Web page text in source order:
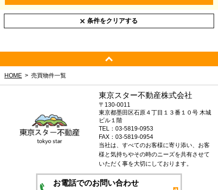
条件をクリアする
HOME 売買物件一覧
東京スター不動産株式会社
〒130-0011
東京都墨田区石原４丁目１３番１０号 木城
ビル１階
TEL：03-5819-0953
FAX：03-5819-0954
当社は、すべてのお客様に寄り添い、お客
様と気持ちやその時のニーズを共有させて
いただく事を大切にしております。
お電話でのお問い合わせ